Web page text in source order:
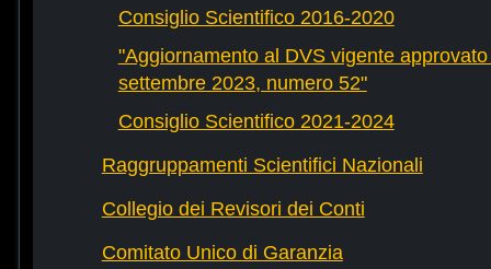
Consiglio Scientifico 2016-2020
"Aggiornamento al DVS vigente
settembre 2023, numero 52"
Consiglio Scientifico 2021-2024
Raggruppamenti Scientifici Nazionali
Collegio dei Revisori dei Conti
Comitato Unico di Garanzia